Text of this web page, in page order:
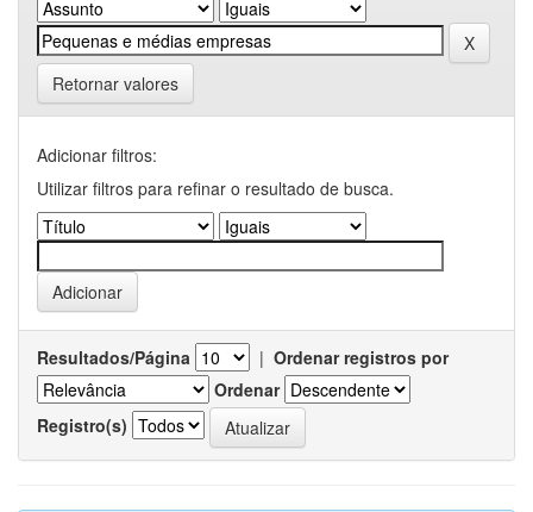
Retornar valores
Adicionar filtros:
Utilizar filtros para refinar o resultado de busca.
Resultados/Página | Ordenar registros por
Ordenar
Registro(s)